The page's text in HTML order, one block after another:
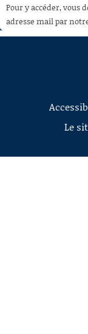
RECHERCHE
AIDE À LA
DE VIDÉOS
Pour y accéder, vous
adresse mail par
Le